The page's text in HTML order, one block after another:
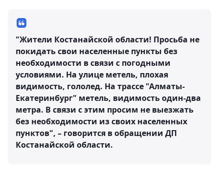
"Жители Костанайской области! Просьба не
покидать свои населенные пункты без
необходимости в связи с погодными
условиями. На улице метель, плохая
видимость, гололед. На трассе "Алматы-
Екатеринбург" метель, видимость один-два
метра. В связи с этим просим не выезжать
без необходимости из своих населенных
пунктов", – говорится в обращении ДП
Костанайской области.